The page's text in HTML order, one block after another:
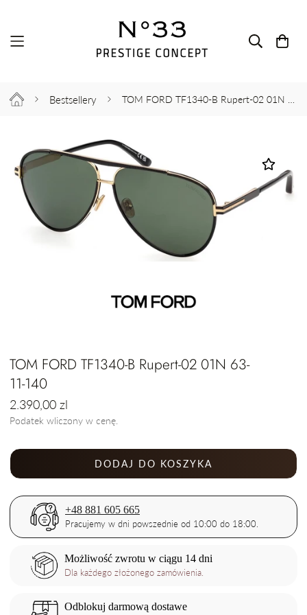
Bestsellery
TOM FORD TF1340-B Rupert-02 01N 63-
11-140
Cena
regularna
2.390,00 zl
Podatek wliczony w cenę.
DODAJ DO KOSZYKA
+48 881 605 665
Pracujemy w dni powszednie od 10:00 do 18:00.
Możliwość zwrotu w ciągu 14 dni
Dla każdego złożonego zamówienia.
Odblokuj darmową dostawe